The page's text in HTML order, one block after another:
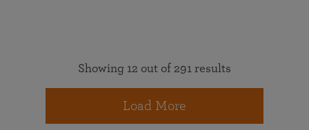
Showing 12 out of 291 results
Load More